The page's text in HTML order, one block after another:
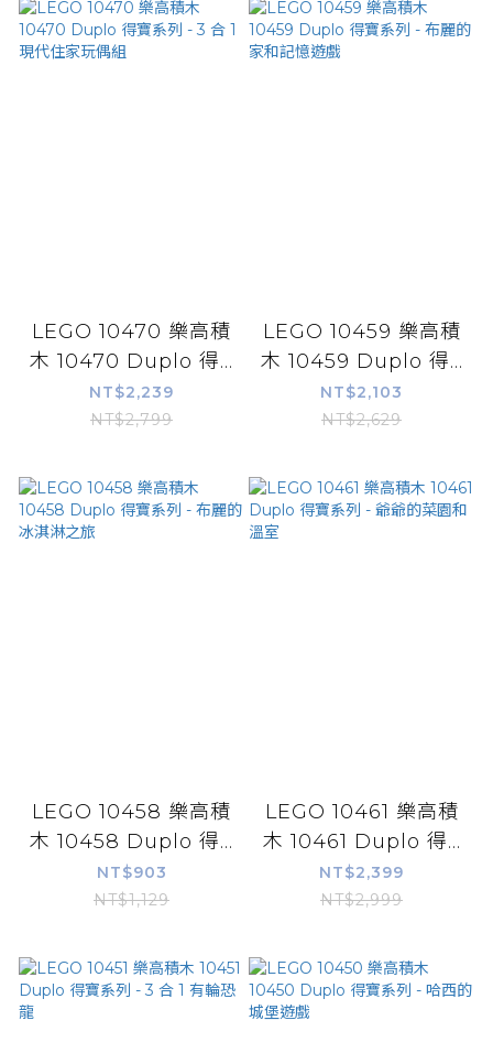
LEGO 10470 樂高積
木 10470 Duplo 得...
NT$2,239
NT$2,799
LEGO 10459 樂高積
木 10459 Duplo 得...
NT$2,103
NT$2,629
LEGO 10458 樂高積
木 10458 Duplo 得...
NT$903
NT$1,129
LEGO 10461 樂高積
木 10461 Duplo 得...
NT$2,399
NT$2,999